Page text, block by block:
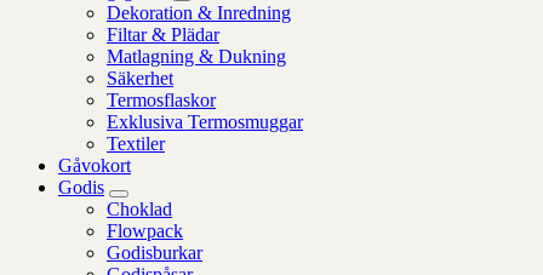
Dekoration & Inredning
Filtar & Plädar
Matlagning & Dukning
Säkerhet
Termosflaskor
Exklusiva Termosmuggar
Textiler
Gåvokort
Godis
Choklad
Flowpack
Godisburkar